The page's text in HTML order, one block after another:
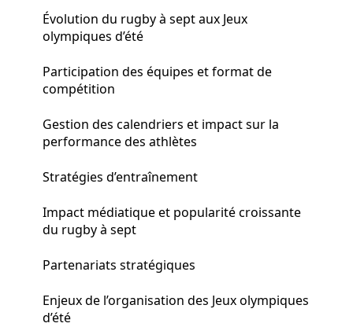
Évolution du rugby à sept aux Jeux
olympiques d’été
Participation des équipes et format de
compétition
Gestion des calendriers et impact sur la
performance des athlètes
Stratégies d’entraînement
Impact médiatique et popularité croissante
du rugby à sept
Partenariats stratégiques
Enjeux de l’organisation des Jeux olympiques
d’été